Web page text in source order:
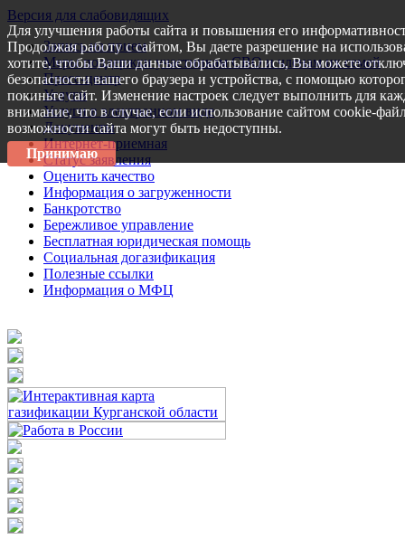
Версия для слабовидящих
Запись на прием
Меры поддержки участникам СВО и членам их семей
Пресс-центр
Услуги
Услуги в электронном виде
Документы
Интернет-приемная
Статус заявления
Оценить качество
Информация о загруженности
Банкротство
Бережливое управление
Бесплатная юридическая помощь
Социальная догазификация
Полезные ссылки
Информация о МФЦ
Для улучшения работы сайта и повышения его
Продолжая работу с сайтом, Вы даете разрешение на
хотите, чтобы Ваши данные обрабатывались, Вы можете
безопасности вашего браузера и устройства, с помощью
покиньте сайт. Изменение настроек следует выполнить для
внимание, что в случае, если использование сайтом cookie-
возможности сайта могут быть недоступны.
Принимаю